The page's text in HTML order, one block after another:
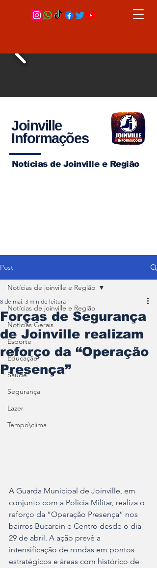
Joinville
Informações
Notícias de Joinville e Região
Post
Notícias de joinville e Região
Notícias Gerais
Esporte
Educação
Saúde
Segurança
Lazer
Tempo\clima
Notícias de joinville e Região
Forças de Segurança
de Joinville realizam
reforço da “Operação
Presença”
8 de mai. 3 min de leitura
A Guarda Municipal de Joinville, em
conjunto com a Polícia Militar, realiza o
reforço da “Operação Presença” nos
bairros Bucarein e Centro desde o dia
29 de abril. A ação prevê a
intensificação de rondas em pontos
estratégicos e áreas com histórico de